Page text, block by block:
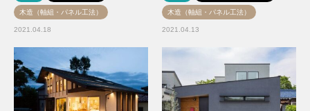
木造（軸組・パネル工法）
2021.04.18
木造（軸組・パネル工法）
2021.04.13